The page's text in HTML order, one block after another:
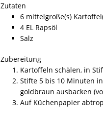
Zutaten
6 mittelgroße(s)
4 EL Rapsöl
Salz
Zubereitung
Kartoffeln schälen, in
Stifte 5 bis 10 Minuten
goldbraun ausbacken
Auf Küchenpapier